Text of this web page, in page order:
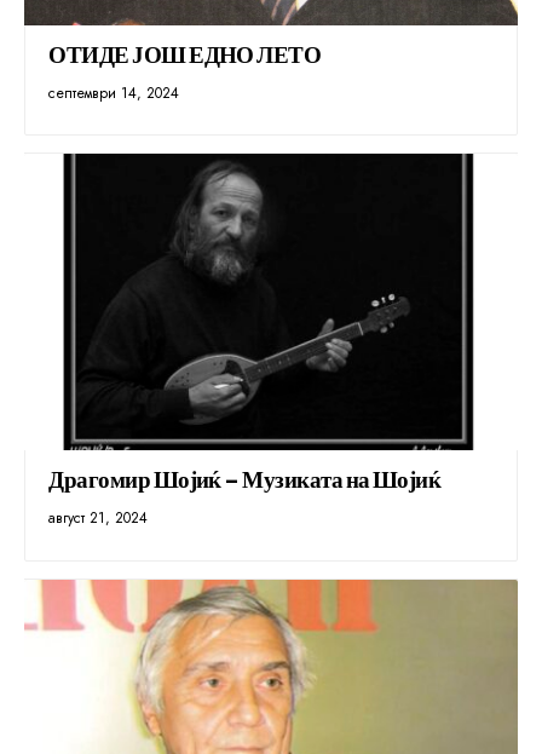
ОТИДЕ ЈОШ ЕДНО ЛЕТО
септември 14, 2024
Драгомир Шојиќ – Музиката на Шојиќ
август 21, 2024